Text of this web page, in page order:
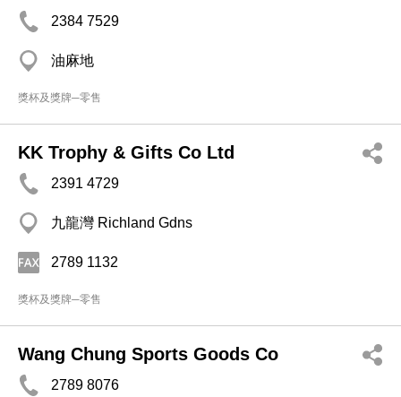
2384 7529
油麻地
獎杯及獎牌─零售
KK Trophy & Gifts Co Ltd
2391 4729
九龍灣 Richland Gdns
2789 1132
獎杯及獎牌─零售
Wang Chung Sports Goods Co
2789 8076